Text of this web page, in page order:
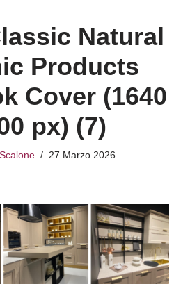
Natural
Products
Cover (1640
px) (7)
27 Marzo 2026